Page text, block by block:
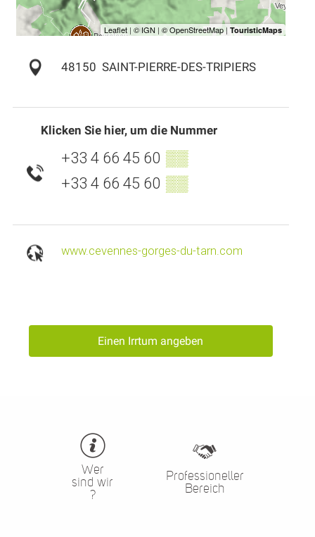
48150 SAINT-PIERRE-DES-TRIPIERS
Klicken Sie hier, um die Nummer
+33 4 66 45 60 ▒▒
+33 4 66 45 60 ▒▒
www.cevennes-gorges-du-tarn.com
Einen Irrtum angeben
Wer
sind wir
?
Professioneller
Bereich